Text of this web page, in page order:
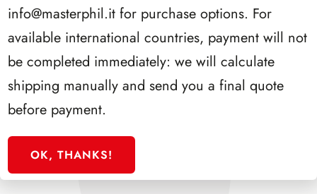
info@masterphil.it for purchase options. For
available international countries, payment will not
be completed immediately: we will calculate
shipping manually and send you a final quote
before payment.
OK, THANKS!